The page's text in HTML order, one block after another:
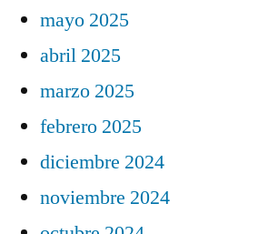
mayo 2025
abril 2025
marzo 2025
febrero 2025
diciembre 2024
noviembre 2024